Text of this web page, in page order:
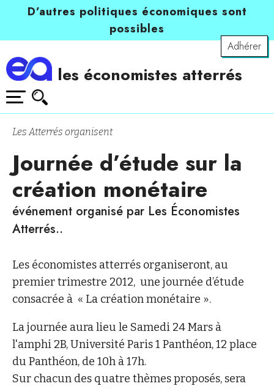
D’autres politiques économiques sont
possibles
Adhérer
les économistes atterrés
Les Atterrés organisent
Journée d’étude sur la
création monétaire
événement organisé par Les Économistes
Atterrés..
Les économistes atterrés organiseront, au
premier trimestre 2012, une journée d’étude
consacrée à « La création monétaire ».
La journée aura lieu le Samedi 24 Mars à
l'amphi 2B, Université Paris 1 Panthéon, 12 place
du Panthéon, de 10h à 17h.
Sur chacun des quatre thèmes proposés, sera